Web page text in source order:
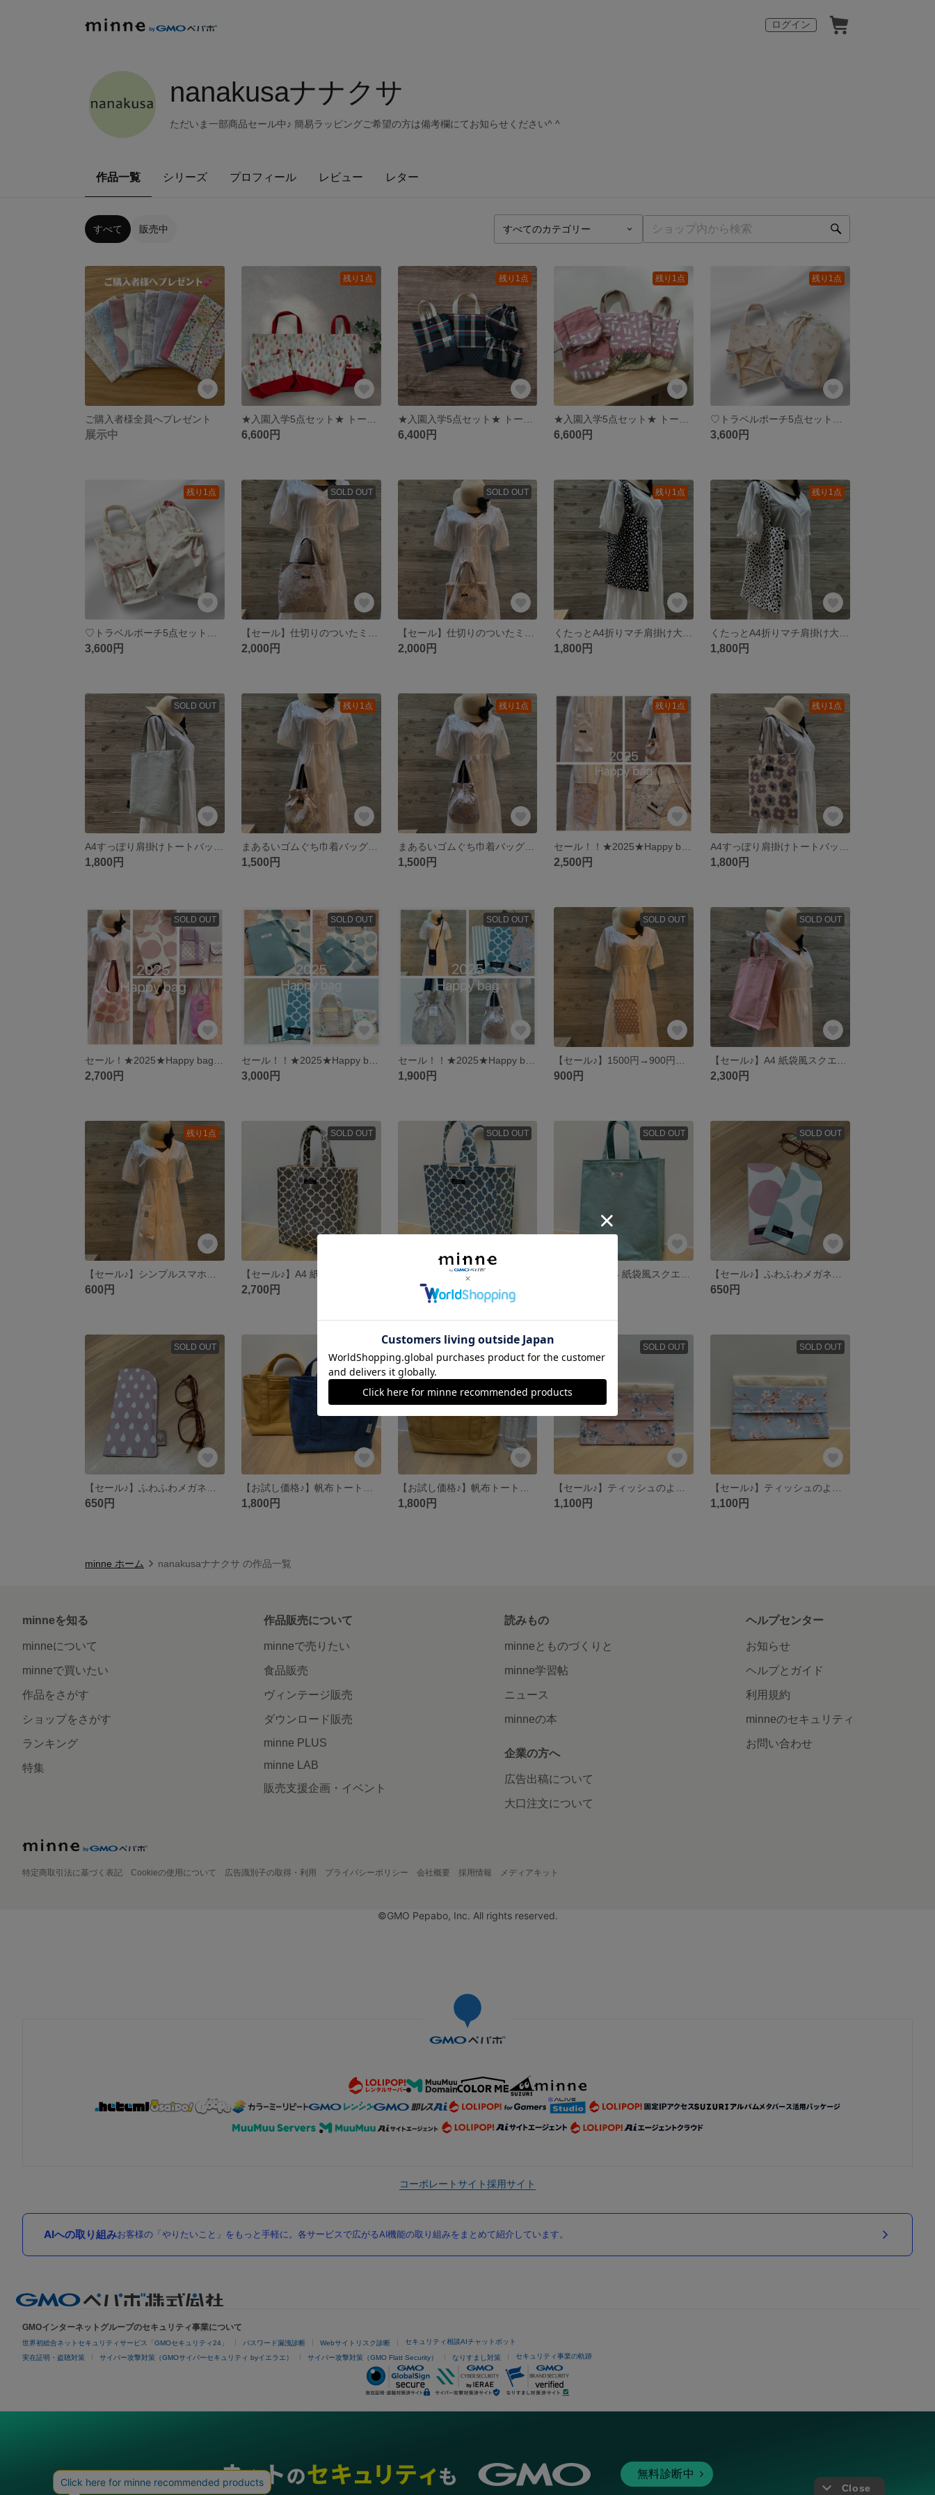
ログイン
nanakusaナナクサ
ただいま一部商品セール中♪ 簡易ラッピングご希望の方は備考欄にてお知らせください^ ^
作品一覧 シリーズ プロフィール レビュー レター
すべて 販売中
ご購入者様全員へプレゼント
展示中
残り1点
6,600円
残り1点
6,400円
残り1点
6,600円
残り1点
3,600円
残り1点
3,600円
SOLD OUT
2,000円
SOLD OUT
2,000円
残り1点
1,800円
残り1点
1,800円
SOLD OUT
1,800円
残り1点
まあるいゴムぐち巾着バッグ（ベージュ）
1,500円
残り1点
まあるいゴムぐち巾着バッグ（水色っぽいグレー）
1,500円
残り1点
2,500円
残り1点
1,800円
SOLD OUT
2,700円
SOLD OUT
3,000円
SOLD OUT
1,900円
SOLD OUT
900円
SOLD OUT
2,300円
残り1点
600円
SOLD OUT
2,700円
SOLD OUT
2,700円
SOLD OUT SOLD OUT
650円
SOLD OUT
650円 1,800円
SOLD OUT
1,800円
SOLD OUT
1,100円
SOLD OUT
1,100円
minne ホーム nanakusaナナクサ の作品一覧
minneを知る
minneについて
minneで買いたい
作品をさがす
ショップをさがす
ランキング
特集
作品販売について
minneで売りたい
食品販売
ヴィンテージ販売
ダウンロード販売
minne PLUS
minne LAB
販売支援企画・イベント
読みもの
minneとものづくりと
minne学習帖
ニュース
minneの本
企業の方へ
広告出稿について
大口注文について
ヘルプセンター
お知らせ
ヘルプとガイド
利用規約
minneのセキュリティ
お問い合わせ
特定商取引法に基づく表記 Cookieの使用について 広告識別子の取得・利用 プライバシーポリシー 会社概要 採用情報 メディアキット
©GMO Pepabo, Inc. All rights reserved.
コーポレートサイト採用サイト
AIへの取り組みお客様の「やりたいこと」をもっと手軽に。各サービスで広がるAI機能の取り組みをまとめて紹介しています。
GMOインターネットグループのセキュリティ事業について
世界初総合ネットセキュリティサービス「GMOセキュリティ24」 パスワード漏洩診断 Webサイトリスク診断 セキュリティ相談AIチャットボット
実在証明・盗聴対策 サイバー攻撃対策（GMOサイバーセキュリティ byイエラエ） サイバー攻撃対策（GMO Flatt Security） なりすまし対策 セキュリティ事業の軌跡
無料診断中